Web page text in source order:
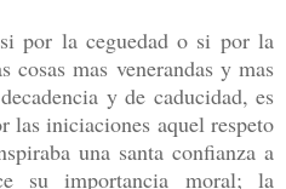
por la ceguedad o si por la
cosas mas venerandas y mas
y de caducidad, es
las iniciaciones aquel respeto
una santa confianza a
su importancia moral; la